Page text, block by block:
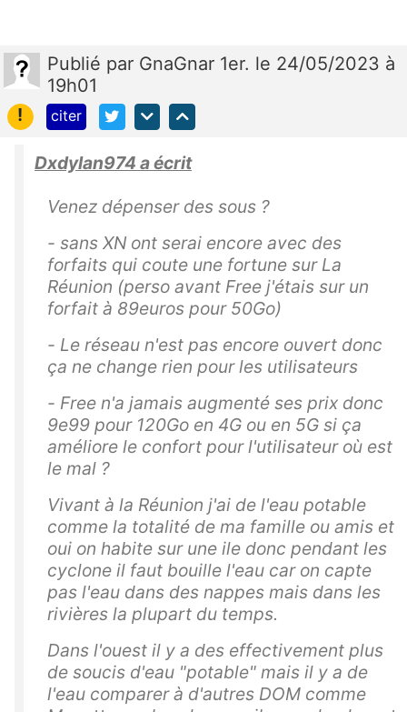
Publié par GnaGnar 1er. le 24/05/2023 à
19h01
!
citer
Dxdylan974 a écrit
Venez dépenser des sous ?
- sans XN ont serai encore avec des
forfaits qui coute une fortune sur La
Réunion (perso avant Free j'étais sur un
forfait à 89euros pour 50Go)
- Le réseau n'est pas encore ouvert donc
ça ne change rien pour les utilisateurs
- Free n'a jamais augmenté ses prix donc
9e99 pour 120Go en 4G ou en 5G si ça
améliore le confort pour l'utilisateur où est
le mal ?
Vivant à la Réunion j'ai de l'eau potable
comme la totalité de ma famille ou amis et
oui on habite sur une ile donc pendant les
cyclone il faut bouille l'eau car on capte
pas l'eau dans des nappes mais dans les
rivières la plupart du temps.
Dans l'ouest il y a des effectivement plus
de soucis d'eau "potable" mais il y a de
l'eau comparer à d'autres DOM comme